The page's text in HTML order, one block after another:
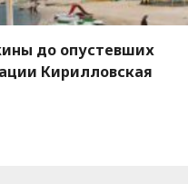
до опустевших
Кирилловская